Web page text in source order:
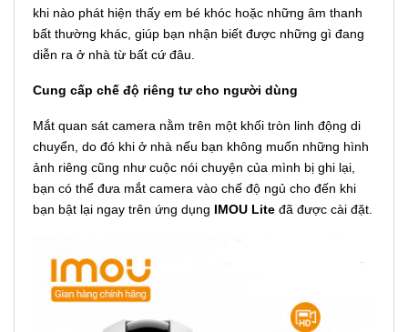
khi nào phát hiện thấy em bé khóc hoặc những âm thanh
bất thường khác, giúp bạn nhận biết được những gì đang
diễn ra ở nhà từ bất cứ đâu.
Cung cấp chế độ riêng tư cho người dùng
Mắt quan sát camera nằm trên một khối tròn linh động di
chuyển, do đó khi ở nhà nếu bạn không muốn những hình
ảnh riêng cũng như cuộc nói chuyện của mình bị ghi lại,
bạn có thể đưa mắt camera vào chế độ ngủ cho đến khi
bạn bật lại ngay trên ứng dụng IMOU Lite đã được cài đặt.